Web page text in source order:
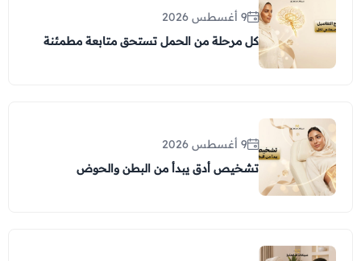
9 أغسطس 2026
كل مرحلة من الحمل تستحق متابعة مطمئنة
9 أغسطس 2026
تشخيص أدق يبدأ من البطن والحوض